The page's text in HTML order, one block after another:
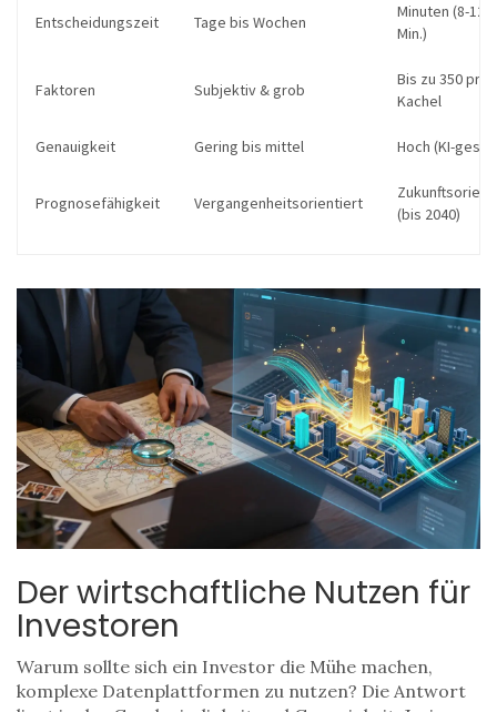
Entscheidungszeit Tage bis Wochen
Minuten (8-12
Min.)
Faktoren Subjektiv & grob
Bis zu 350 pro
Kachel
Genauigkeit Gering bis mittel Hoch (KI-
Prognosefähigkeit Vergangenheitsorientiert
(bis 2040)
Der wirtschaftliche Nutzen für
Investoren
Warum sollte sich ein Investor die Mühe machen,
komplexe Datenplattformen zu nutzen? Die Antwort